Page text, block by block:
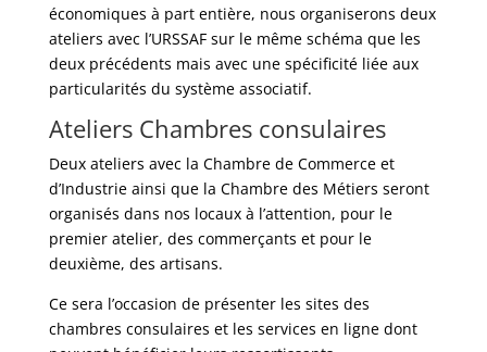
économiques à part entière, nous organiserons deux
ateliers avec l’URSSAF sur le même schéma que les
deux précédents mais avec une spécificité liée aux
particularités du système associatif.
Ateliers Chambres consulaires
Deux ateliers avec la Chambre de Commerce et
d’Industrie ainsi que la Chambre des Métiers seront
organisés dans nos locaux à l’attention, pour le
premier atelier, des commerçants et pour le
deuxième, des artisans.
Ce sera l’occasion de présenter les sites des
chambres consulaires et les services en ligne dont